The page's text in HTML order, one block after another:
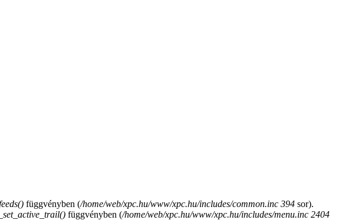
függvényben (/home/web/xpc.hu/www/xpc.hu/includes/common.inc 394 sor).
függvényben (/home/web/xpc.hu/www/xpc.hu/includes/menu.inc 2404